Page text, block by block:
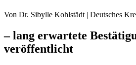
Von Dr. Sibylle Kohlstädt | Deutsches
– lang erwartete
veröffentlicht